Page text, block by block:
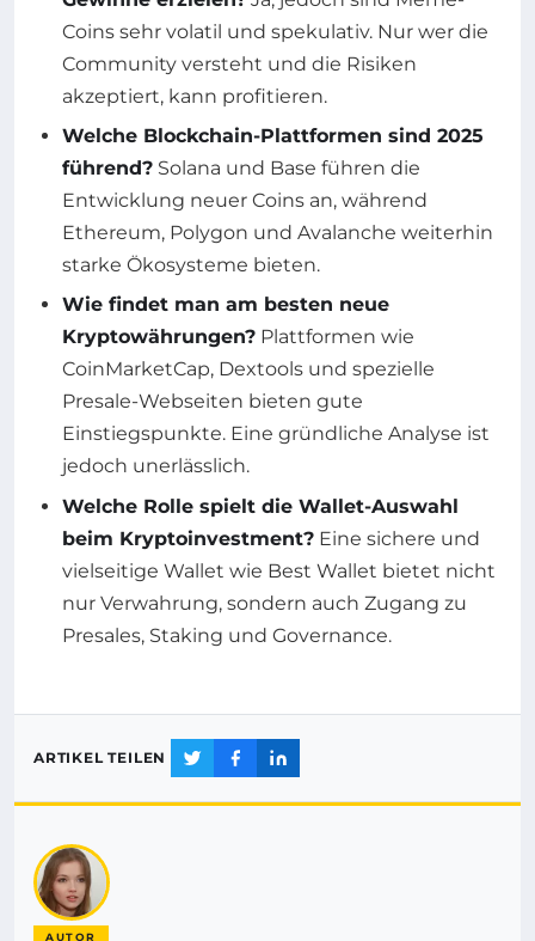
Coins sehr volatil und spekulativ. Nur wer die
Community versteht und die Risiken
akzeptiert, kann profitieren.
Welche Blockchain-Plattformen sind 2025
führend? Solana und Base führen die
Entwicklung neuer Coins an, während
Ethereum, Polygon und Avalanche weiterhin
starke Ökosysteme bieten.
Wie findet man am besten neue
Kryptowährungen? Plattformen wie
CoinMarketCap, Dextools und spezielle
Presale-Webseiten bieten gute
Einstiegspunkte. Eine gründliche Analyse ist
jedoch unerlässlich.
Welche Rolle spielt die Wallet-Auswahl
beim Kryptoinvestment? Eine sichere und
vielseitige Wallet wie Best Wallet bietet nicht
nur Verwahrung, sondern auch Zugang zu
Presales, Staking und Governance.
ARTIKEL TEILEN
AUTOR